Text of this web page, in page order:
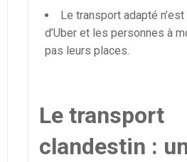
Le transport adapté
d’Uber et les personnes à
pas leurs places.
Le transport
clandestin :